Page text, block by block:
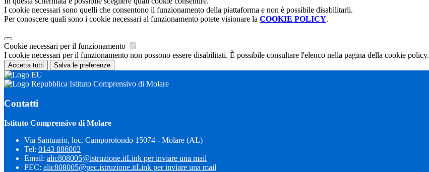
I cookie necessari sono quelli che consentono il funzionamento della piattaforma e non è possibile disabilitarli.
Per conoscere quali sono i cookie necessari al funzionamento potete visionare la COOKIE POLICY.
Cookie necessari per il funzionamento
I cookie necessari per il funzionamento non possono essere disabilitati. È possibile consultare l'elenco nella pagina della cookie policy.
Accetta tutti Salva le preferenze
Istituto Comprensivo di Molare
Contatti
Istituto Comprensivo di Molare
Via Santuario, loc. Camporotondo 15074 - Molare (AL)
Tel: 0143 886003
Email: alic808005@istruzione.itLink per inviare una mail
PEC: alic808005@pec.istruzione.itLink per inviare una mail